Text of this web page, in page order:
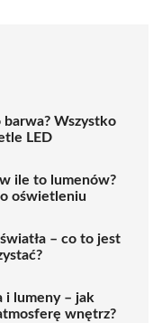
Wszystko
LED
ile to lumenów?
oświetleniu
– co to jest
i lumeny – jak
wnętrz?